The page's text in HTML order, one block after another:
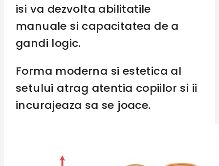
isi va dezvolta abilitatile
manuale si capacitatea de a
gandi logic.
Forma moderna si estetica al
setului atrag atentia copiilor si ii
incurajeaza sa se joace.